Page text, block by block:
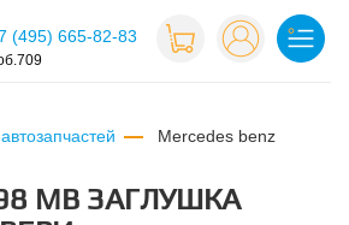
(495) 665-82-83
mercedes benz
MB ЗАГЛУШКА